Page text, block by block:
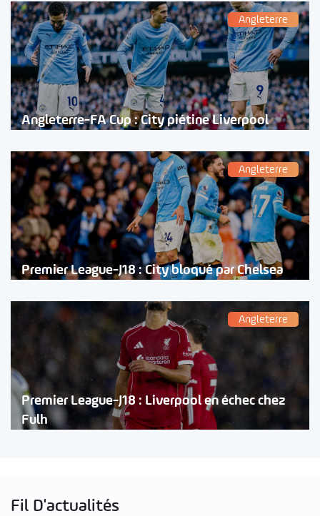
Angleterre
Angleterre-FA Cup : City piétine Liverpool
Angleterre
Premier League-J18 : City bloqué par Chelsea
Angleterre
Premier League-J18 : Liverpool en échec chez
Fulh
Fil D'actualités